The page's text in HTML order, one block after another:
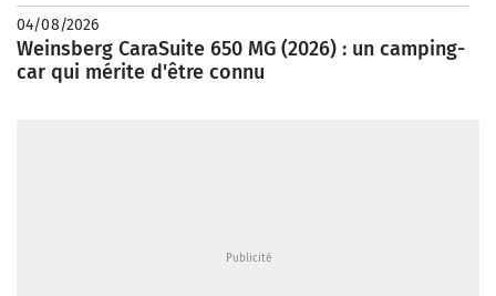
04/08/2026
Weinsberg CaraSuite 650 MG (2026) : un camping-
car qui mérite d'être connu